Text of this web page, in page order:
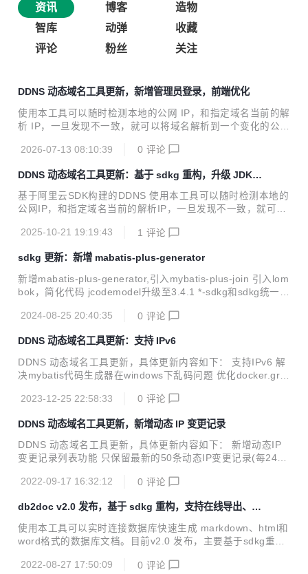
资讯 博客
造物
智库
动弹
收藏
评论
粉丝 关注
DDNS 动态域名工具更新，新增管理员登录，前端优化
使用本工具可以随时检测本地的公网 IP，和指定域名当前的解
析 IP，一旦发现不一致，就可以将域名解析到一个变化的公网
于需要架设互联网服务但又苦于没有固定公网 IP 的童鞋使
版本，最大区别是提供了页面配置阿里云 SDK 参数和需要解
析的 DDNS，并且支持多 DDNS。 要求：域名托管在阿里
云，阿里云开通 access Key 服务，相关服务器装 jdk17 及以
号密码在 application-dev.y...
2026-07-13 08:10:39 0 评论
DDNS 动态域名工具更新：基于 sdkg 重构，升级 JDK
和 Spring Boot 版本等
基于阿里云SDK构建的DDNS 使用本工具可以随时检测本地的
公网IP，和指定域名当前的解析IP，一旦发现不一致，就可以
使用java开发。 本工具对于需要架设互联网服务但又苦于没有
域名服务。相比之前版本，最大区别是提供了页面配置阿里云
SDK参数和需要解析的DDNS，并且支持多DDNS。 要求：域
名托管在阿里云，阿里云开通access Key服务，相关服务器装
jdk1.8及以上运行环境或者docker环境 更新内容 升级至JDK1
7并优化Docker构建流程 修改ID类型为String...
2025-10-21 19:19:43 1 评论
sdkg 更新：新增 mabatis-plus-generator
新增mabatis-plus-generator,引入mybatis-plus-join 引入lom
bok，简化代码 jcodemodel升级至3.4.1 *-sdkg和sdkg统一版
2024-08-25 20:40:35
0 评论
DDNS 动态域名工具更新：支持 IPv6
DDNS 动态域名工具更新，具体更新内容如下： 支持IPv6 解
决mybatis代码生成器在windows下乱码问题 优化docker.gro
2023-12-25 22:58:33
0 评论
DDNS 动态域名工具更新，新增动态 IP 变更记录
DDNS 动态域名工具更新，具体更新内容如下： 新增动态IP
变更记录列表功能 只保留最新的50条动态IP变更记录(每24小
2022-09-17 16:32:12
0 评论
db2doc v2.0 发布，基于 sdkg 重构，支持在线导出、浏
览和下载数据库文档
使用本工具可以实时连接数据库快速生成 markdown、html和
word格式的数据库文档。目前v2.0 发布，主要基于sdkg重
构，增加页面和数据库（h2）支撑 支持维护多条数据库连接
2022-08-27 17:50:09 0 评论